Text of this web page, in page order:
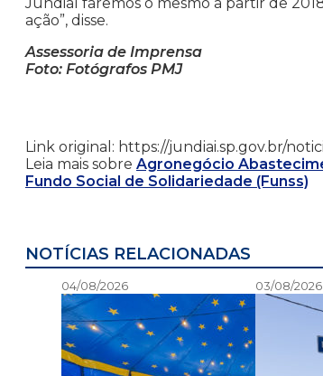
ação”, disse.
Assessoria de Imprensa
Foto: Fotógrafos PMJ
Link original: https://jundiai.sp.gov.br/
Leia mais sobre Agronegócio
Fundo Social de Solidariedade (Funss)
NOTÍCIAS RELACIONADAS
04/08/2026 03/08/2026